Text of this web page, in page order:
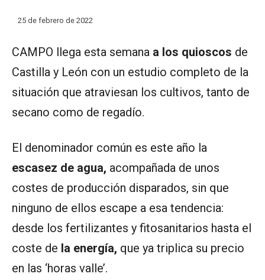
25 de febrero de 2022
CAMPO llega esta semana a los quioscos de
Castilla y León con un estudio completo de la
situación que atraviesan los cultivos, tanto de
secano como de regadío.
El denominador común es este año la
escasez de agua, acompañada de unos
costes de producción disparados, sin que
ninguno de ellos escape a esa tendencia:
desde los fertilizantes y fitosanitarios hasta el
coste de la energía, que ya triplica su precio
en las ‘horas valle’.